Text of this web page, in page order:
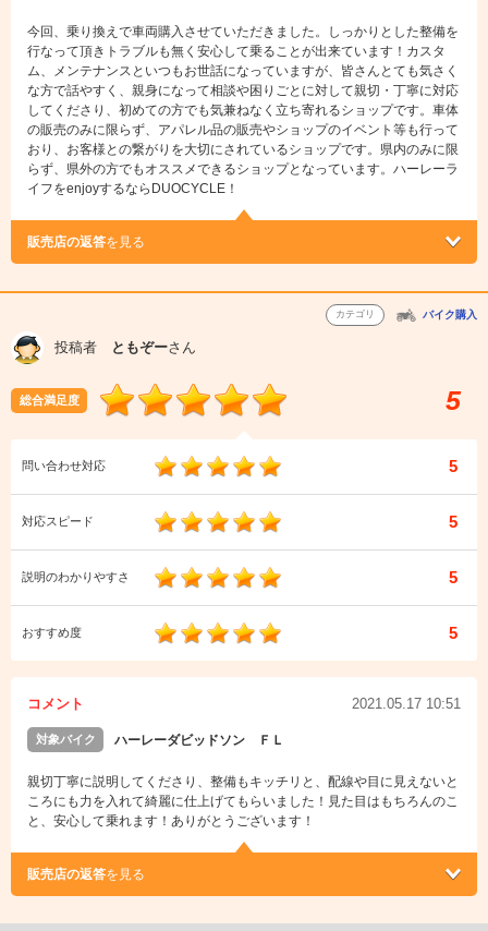
今回、乗り換えで車両購入させていただきました。しっかりとした整備を
行なって頂きトラブルも無く安心して乗ることが出来ています！カスタ
ム、メンテナンスといつもお世話になっていますが、皆さんとても気さく
な方で話やすく、親身になって相談や困りごとに対して親切・丁寧に対応
してくださり、初めての方でも気兼ねなく立ち寄れるショップです。車体
の販売のみに限らず、アパレル品の販売やショップのイベント等も行って
おり、お客様との繋がりを大切にされているショップです。県内のみに限
らず、県外の方でもオススメできるショップとなっています。ハーレーラ
イフをenjoyするならDUOCYCLE！
販売店の返答を見る
カテゴリ バイク購入
投稿者 ともぞーさん
総合満足度 5
問い合わせ対応 5
対応スピード 5
説明のわかりやすさ 5
おすすめ度 5
コメント 2021.05.17 10:51
対象バイク ハーレーダビッドソン ＦＬ
親切丁寧に説明してくださり、整備もキッチリと、配線や目に見えないと
ころにも力を入れて綺麗に仕上げてもらいました！見た目はもちろんのこ
と、安心して乗れます！ありがとうございます！
販売店の返答を見る